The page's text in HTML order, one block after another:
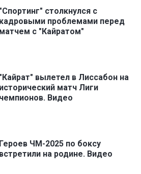
"Спортинг" столкнулся с
кадровыми проблемами перед
матчем с "Кайратом"
"Кайрат" вылетел в Лиссабон на
исторический матч Лиги
чемпионов. Видео
Героев ЧМ-2025 по боксу
встретили на родине. Видео